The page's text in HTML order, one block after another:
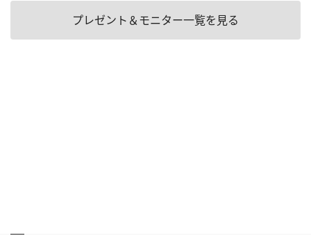
プレゼント＆モニター一覧を見る